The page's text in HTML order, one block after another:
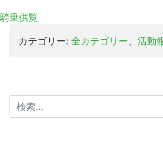
騎乗供覧
カテゴリー: 全カテゴリー、 活動
検
索: